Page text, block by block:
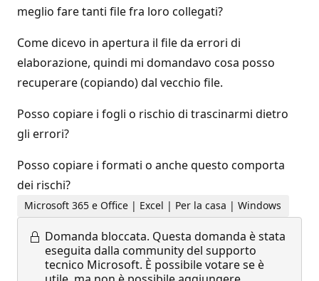
meglio fare tanti file fra loro collegati?
Come dicevo in apertura il file da errori di
elaborazione, quindi mi domandavo cosa posso
recuperare (copiando) dal vecchio file.
Posso copiare i fogli o rischio di trascinarmi dietro
gli errori?
Posso copiare i formati o anche questo comporta
dei rischi?
Microsoft 365 e Office | Excel | Per la casa | Windows
Domanda bloccata. Questa domanda è stata
eseguita dalla community del supporto
tecnico Microsoft. È possibile votare se è